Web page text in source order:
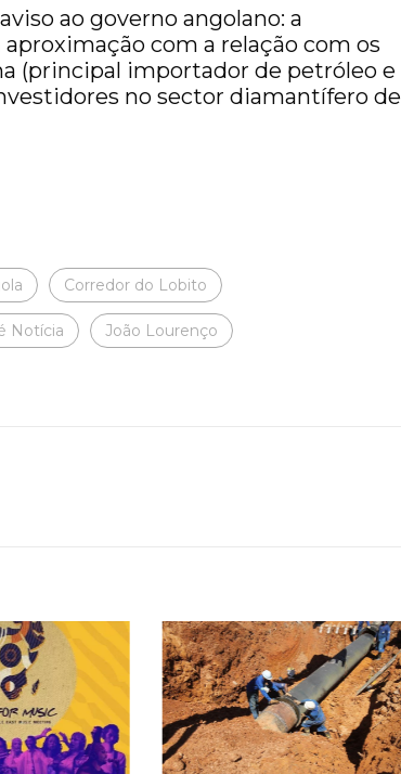
ao governo angolano: a
com a relação com os
(principal importador de petróleo e
no sector diamantífero de
Corredor do Lobito
Notícia João Lourenço